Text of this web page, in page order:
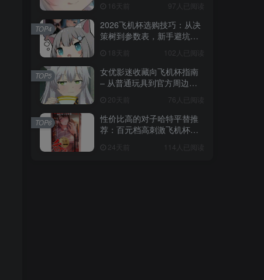
16天前 97人已阅读
2026飞机杯选购技巧：从决
策树到参数表，新手避坑全
18天前 102人已阅读
TOP4
女优影迷收藏向飞机杯指南
– 从普通玩具到官方周边的
20天前 76人已阅读
TOP5
性价比高的对子哈特平替推
荐：百元档高刺激飞机杯选
24天前 114人已阅读
TOP6